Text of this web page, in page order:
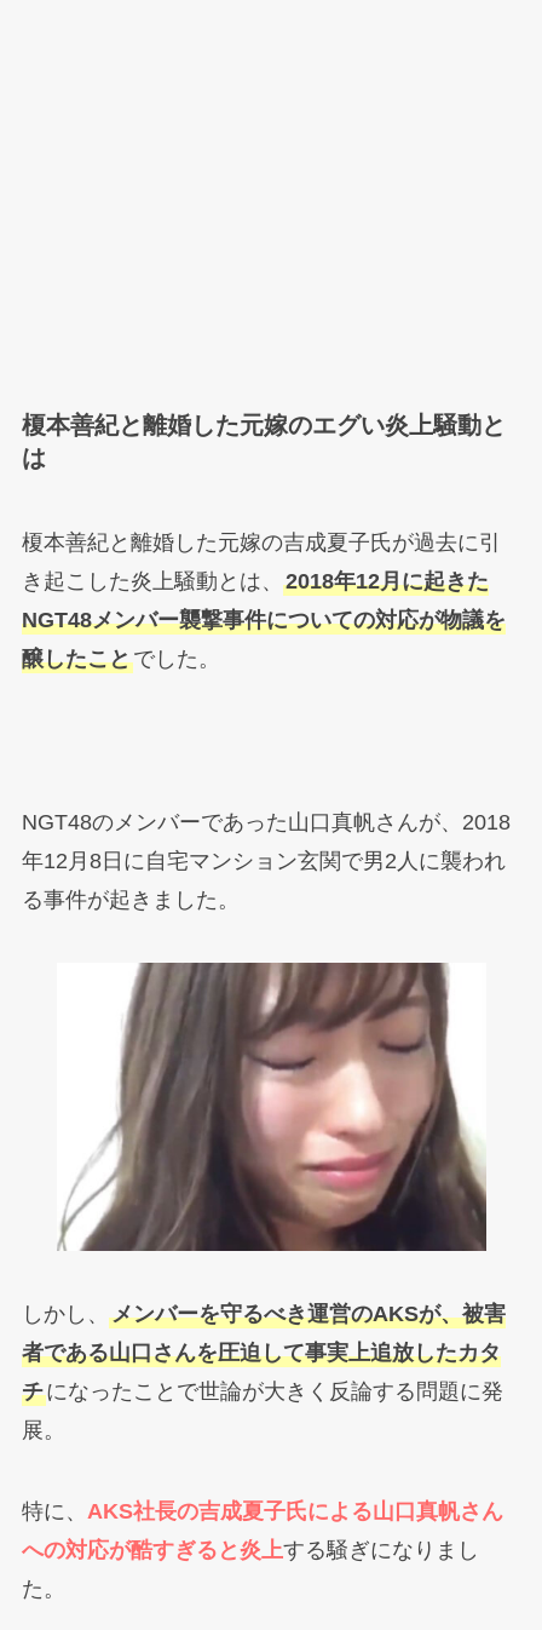
榎本善紀と離婚した元嫁のエグい炎上騒動と
は
榎本善紀と離婚した元嫁の吉成夏子氏が過去に引
き起こした炎上騒動とは、 2018年12月に起きた
NGT48メンバー襲撃事件についての対応が物議を
醸したことでした。
NGT48のメンバーであった山口真帆さんが、2018
年12月8日に自宅マンション玄関で男2人に襲われ
る事件が起きました。
しかし、 メンバーを守るべき運営のAKSが、被害
者である山口さんを圧迫して事実上追放したカタ
チになったことで世論が大きく反論する問題に発
展。
特に、 AKS社長の吉成夏子氏による山口真帆さん
への対応が酷すぎると炎上する騒ぎになりまし
た。